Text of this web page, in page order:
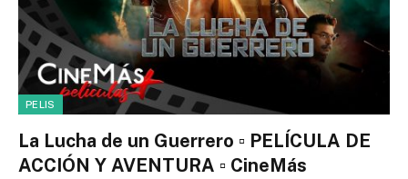
PELIS
La Lucha de un Guerrero ▫️ PELÍCULA DE
ACCIÓN Y AVENTURA ▫️ CineMás